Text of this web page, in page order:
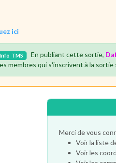
ici
TMS En publiant cette sortie,
membres qui s'inscrivent à la
Merci de vous
Voir la liste
Voir les